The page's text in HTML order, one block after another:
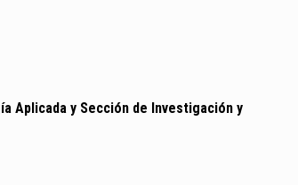
Aplicada y Sección de Investigación y